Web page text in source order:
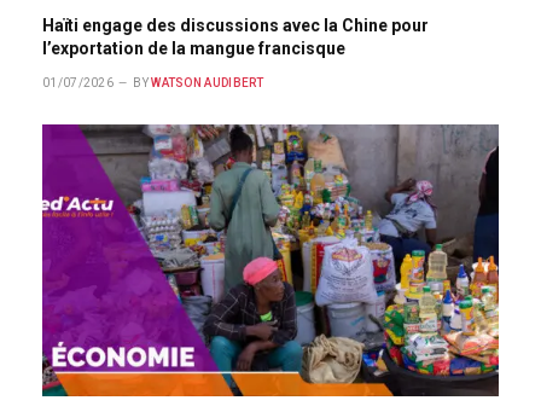
Haïti engage des discussions avec la Chine pour
l’exportation de la mangue francisque
01/07/2026 BY WATSON AUDIBERT